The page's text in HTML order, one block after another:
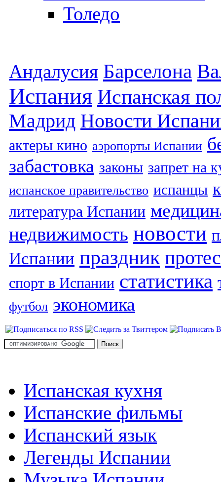
Толедо
Андалусия Барселона
Испания Испанская
Мадрид Новости
актеры кино аэропорты Испании
забастовка законы запрет на
испанское правительство испанцы
литература Испании
недвижимость новости
Испании праздник
спорт в Испании статистика
футбол экономика
Испанская кухня
Испанские фильмы
Испанский язык
Легенды Испании